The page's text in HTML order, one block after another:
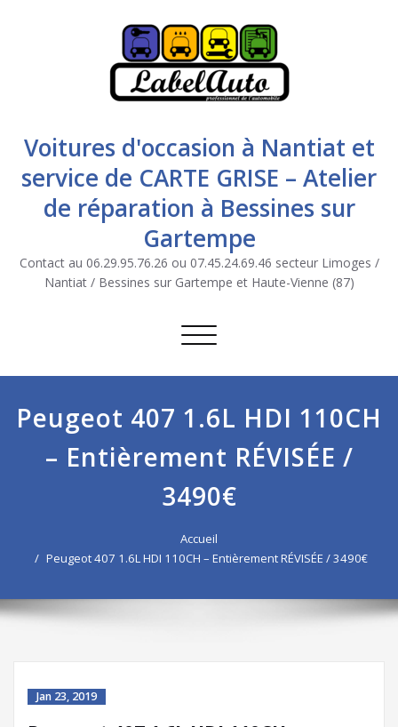
Voitures d'occasion à Nantiat et
service de CARTE GRISE – Atelier
de réparation à Bessines sur
Gartempe
Contact au 06.29.95.76.26 ou 07.45.24.69.46 secteur Limoges /
Nantiat / Bessines sur Gartempe et Haute-Vienne (87)
Afficher/masquer la navigation
Peugeot 407 1.6L HDI 110CH
– Entièrement RÉVISÉE /
3490€
Accueil
Peugeot 407 1.6L HDI 110CH – Entièrement RÉVISÉE / 3490€
Jan 23, 2019